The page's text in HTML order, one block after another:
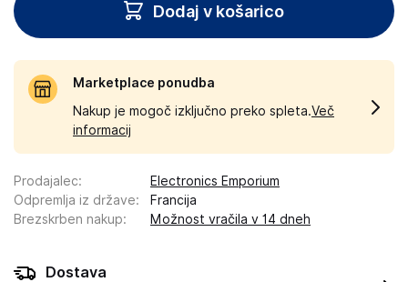
Dodaj v košarico
Marketplace ponudba
Nakup je mogoč izključno preko spleta.Več
informacij
Prodajalec:
Electronics Emporium
Odpremlja iz države:
Francija
Brezskrben nakup: Možnost vračila v 14 dneh
Dostava